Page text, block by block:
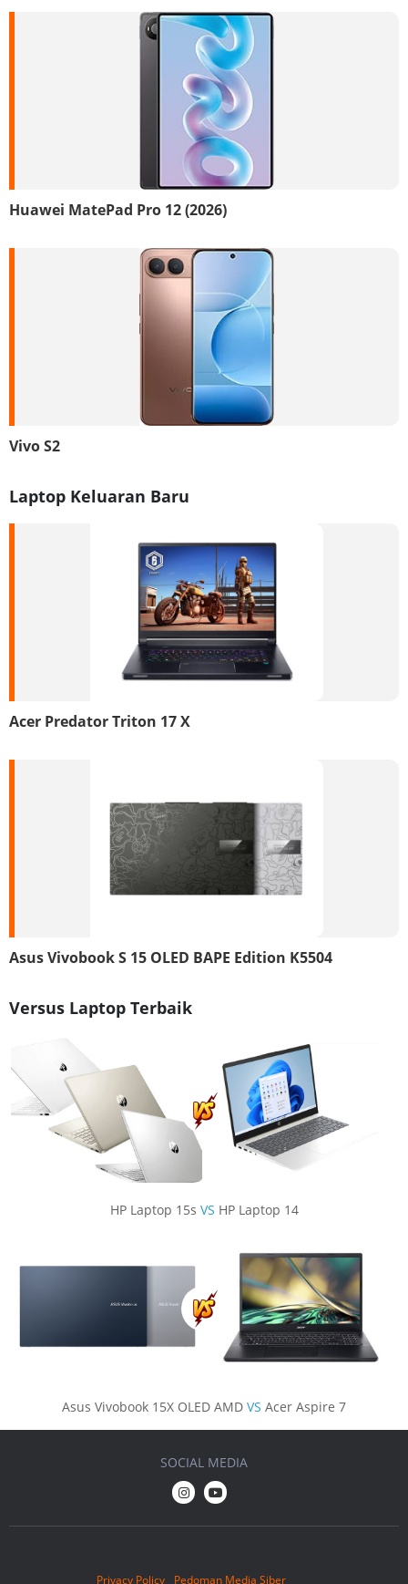
Huawei MatePad Pro 12 (2026)
Vivo S2
Laptop Keluaran Baru
Acer Predator Triton 17 X
Asus Vivobook S 15 OLED BAPE Edition K5504
Versus Laptop Terbaik
HP Laptop 15s VS HP Laptop 14
Asus Vivobook 15X OLED AMD VS Acer Aspire 7
Privacy Policy Pedoman Media Siber
SOCIAL MEDIA